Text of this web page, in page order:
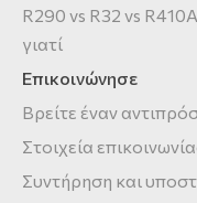
R290 vs R32 vs
γιατί
Επικοινώνησε
Βρείτε έναν
Στοιχεία
Συντήρηση και